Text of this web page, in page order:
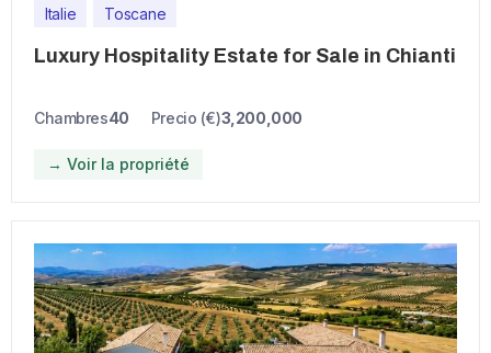
Italie Toscane
Luxury Hospitality Estate for Sale in Chianti
Chambres40 Precio (€)3,200,000
→ Voir la propriété